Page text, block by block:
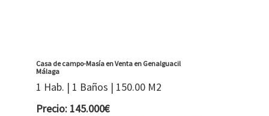
Casa de campo-Masía en Venta en Genalguacil
Málaga
1 Hab. | 1 Baños | 150.00 M2
Precio: 145.000€